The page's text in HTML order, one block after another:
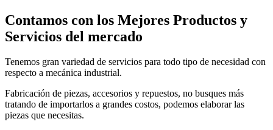
Contamos con los Mejores Productos y
Servicios del mercado
Tenemos gran variedad de servicios para todo tipo de necesidad con
respecto a mecánica industrial.
Fabricación de piezas, accesorios y repuestos, no busques más
tratando de importarlos a grandes costos, podemos elaborar las
piezas que necesitas.